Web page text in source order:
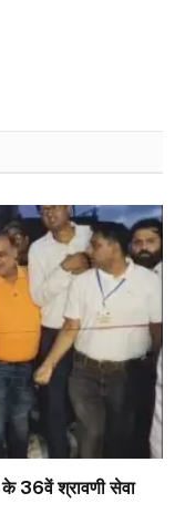
के 36वें श्रावणी सेवा